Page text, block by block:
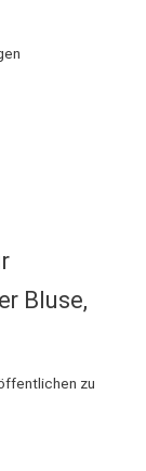
Bluse,
zu